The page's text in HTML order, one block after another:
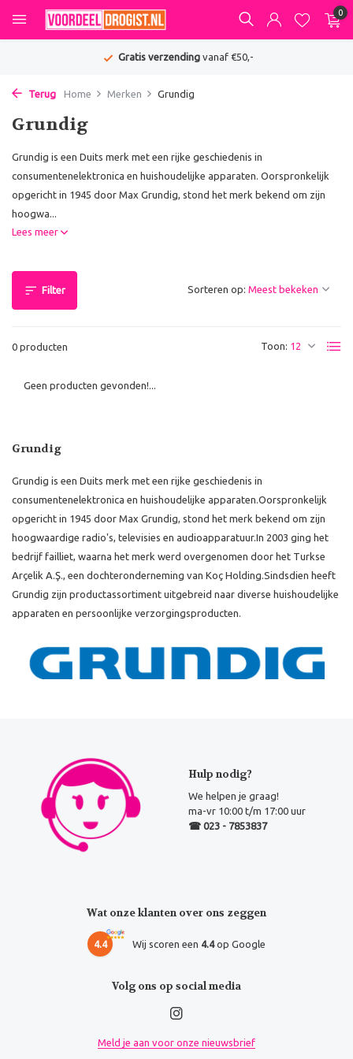
0
Gratis verzendingvanaf €50,-
Terug Home Merken Grundig
Grundig
Grundig is een Duits merk met een rijke geschiedenis in
consumentenelektronica en huishoudelijke apparaten. Oorspronkelijk
opgericht in 1945 door Max Grundig, stond het merk bekend om zijn
hoogwa...
Lees meer
Filter
0 producten Toon:
Sorteren op:
Geen producten gevonden!...
Grundig
Grundig is een Duits merk met een rijke geschiedenis in
consumentenelektronica en huishoudelijke apparaten.Oorspronkelijk
opgericht in 1945 door Max Grundig, stond het merk bekend om zijn
hoogwaardige radio's, televisies en audioapparatuur.In 2003 ging het
bedrijf failliet, waarna het merk werd overgenomen door het Turkse
Arçelik A.Ş., een dochteronderneming van Koç Holding.Sindsdien heeft
Grundig zijn productassortiment uitgebreid naar diverse huishoudelijke
apparaten en persoonlijke verzorgingsproducten.
Hulp nodig?
We helpen je graag!
ma-vr 10:00 t/m 17:00 uur
☎ 023 - 7853837
Wat onze klanten over ons zeggen
4.4 Wij scoren een 4.4op Google
Volg ons op social media
Meld je aan voor onze nieuwsbrief